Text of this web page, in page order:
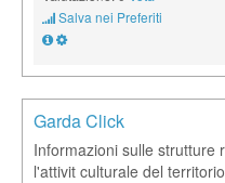
Salva nei Preferiti
Garda Click
Informazioni sulle strutture
l'attivit culturale del